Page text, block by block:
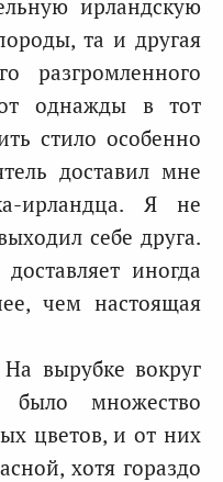
ирландскую
та и другая
разгромленного
однажды в тот
стило особенно
доставил мне
ирландца. Я не
себе друга.
иногда
чем настоящая
вырубке вокруг
множество
цветов, и от них
хотя гораздо